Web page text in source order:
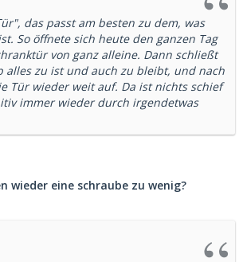
das passt am besten zu dem, was
So öffnete sich heute den ganzen Tag
von ganz alleine. Dann schließt
alles zu ist und auch zu bleibt, und nach
Tür wieder weit auf. Da ist nichts schief
immer wieder durch irgendetwas
wieder eine schraube zu wenig?